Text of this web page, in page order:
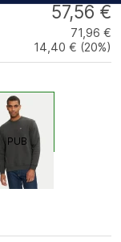
57,56 €
71,96 €
14,40 € (20%)
PUB